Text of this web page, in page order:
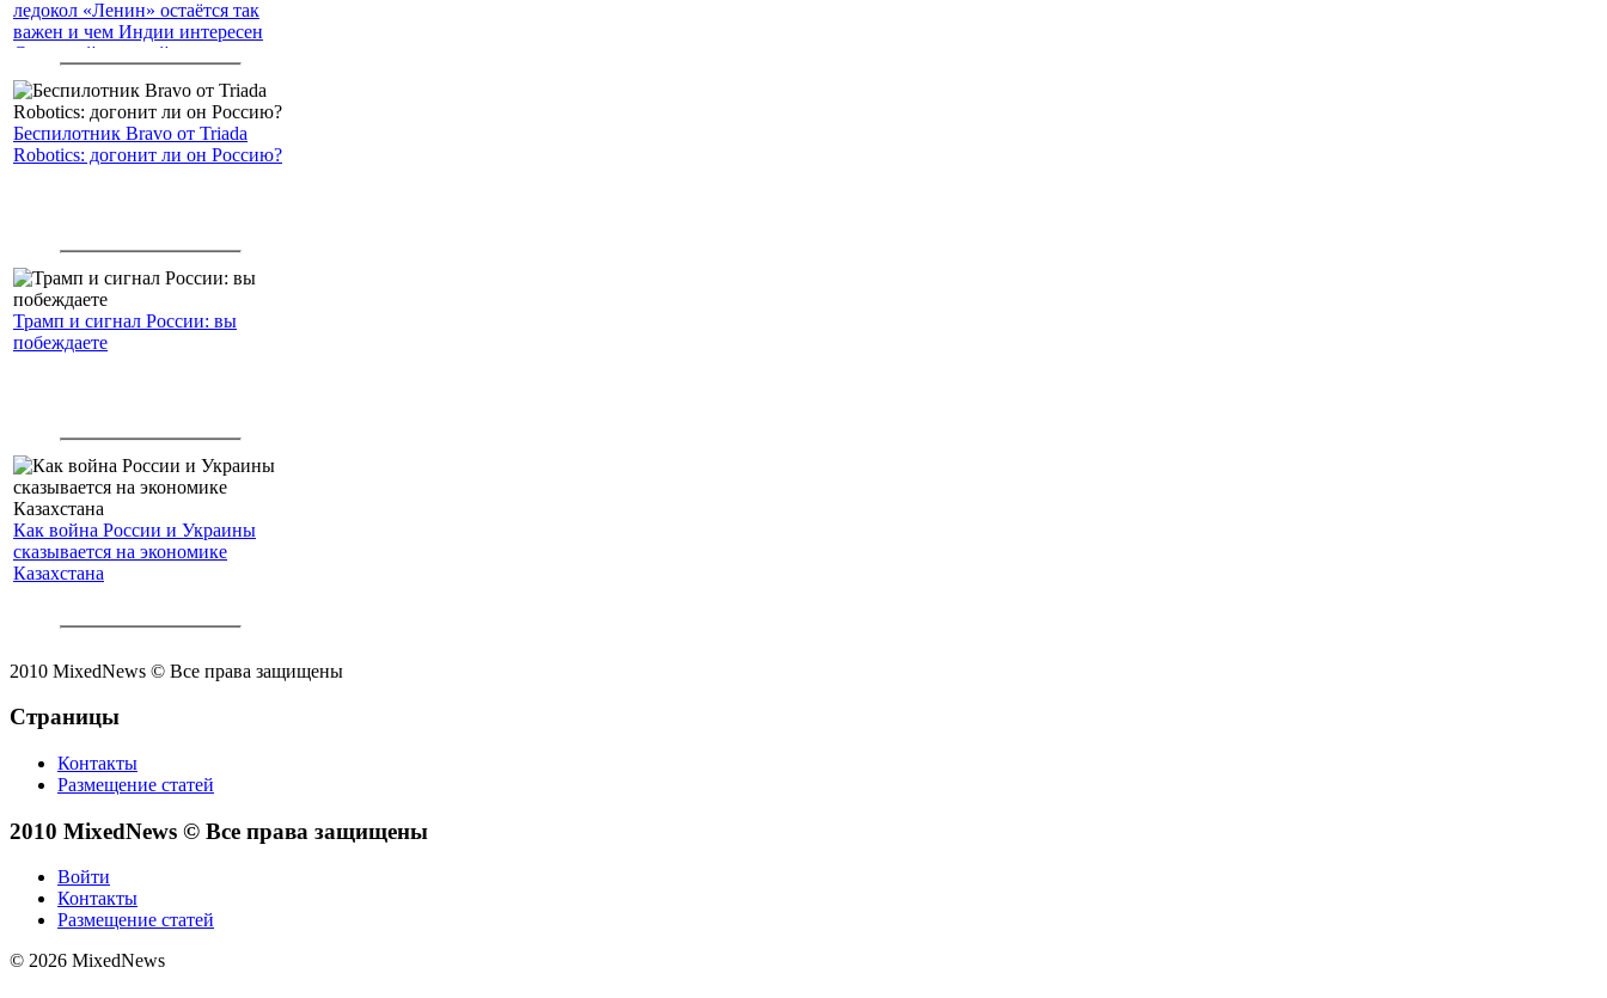
ледокол «Ленин» остаётся так
важен и чем Индии интересен
Северный морской путь
Беспилотник Bravo от Triada
Robotics: догонит ли он Россию?
Трамп и сигнал России: вы
побеждаете
Как война России и Украины
сказывается на экономике
Казахстана
2010 MixedNews © Все права защищены
Страницы
Контакты
Размещение статей
2010 MixedNews © Все права защищены
Войти
Контакты
Размещение статей
© 2026 MixedNews